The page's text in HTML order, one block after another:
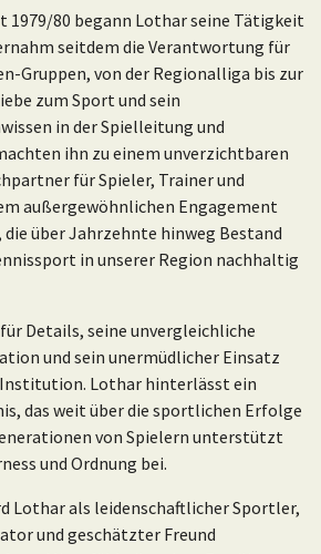
1979/80 begann Lothar seine Tätigkeit
seitdem die Verantwortung für
Gruppen, von der Regionalliga bis zur
zum Sport und sein
in der Spielleitung und
ihn zu einem unverzichtbaren
für Spieler, Trainer und
außergewöhnlichen Engagement
über Jahrzehnte hinweg Bestand
in unserer Region nachhaltig
Details, seine unvergleichliche
und sein unermüdlicher Einsatz
Lothar hinterlässt ein
das weit über die sportlichen Erfolge
von Spielern unterstützt
und Ordnung bei.
Lothar als leidenschaftlicher Sportler,
und geschätzter Freund